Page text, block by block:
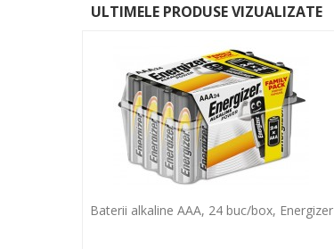
ULTIMELE PRODUSE VIZUALIZATE
Baterii alkaline AAA, 24 buc/box, Energizer